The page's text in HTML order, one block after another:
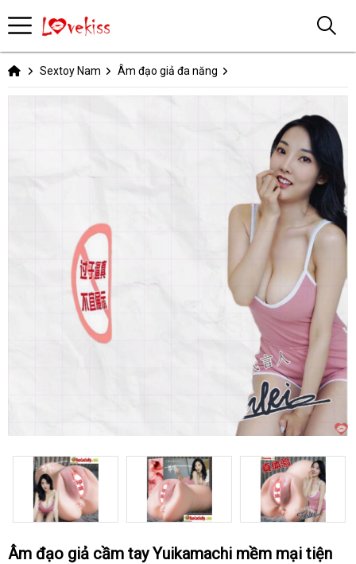
Sextoy Nam Âm đạo giả đa năng
Âm đạo giả cầm tay Yuikamachi mềm mại tiện